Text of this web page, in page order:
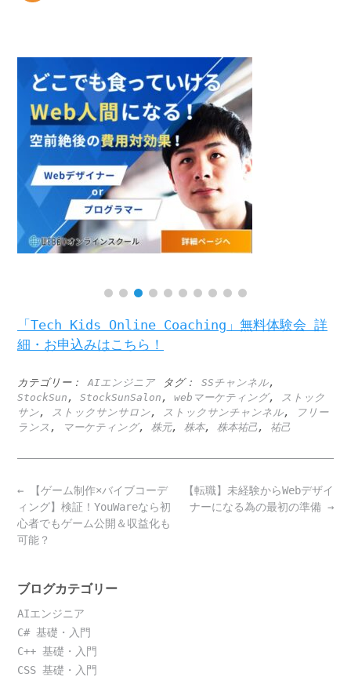
「Tech Kids Online Coaching」無料体験会 詳
細・お申込みはこちら！
カテゴリー： AIエンジニア タグ： SSチャンネル,
StockSun , StockSunSalon , webマーケティング,
ストック
サン, ストックサンサロン, ストックサンチャンネル,
フリー
ランス , マーケティング, 株元, 株本, 株本祐己 , 祐己
Post
navigation
【転職】未経験からWebデザイ
ナーになる為の最初の準備 →
← 【ゲーム制作×バイブコーデ
ィング】検証！YouWareなら初
心者でもゲーム公開＆収益化も
可能？
ブログカテゴリー
AIエンジニア
C# 基礎・入門
C++ 基礎・入門
CSS 基礎・入門